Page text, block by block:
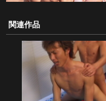
関連作品